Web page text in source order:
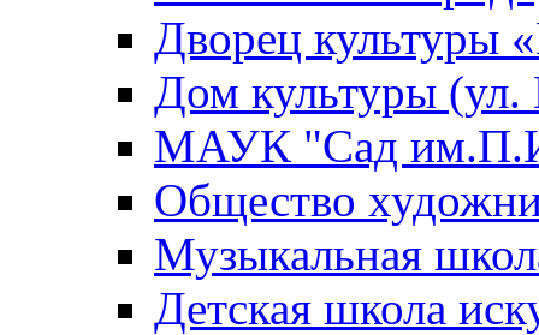
Дворец культуры
Дом культуры (ул.
МАУК "Сад
Общество
Музыкальная
Детская школа